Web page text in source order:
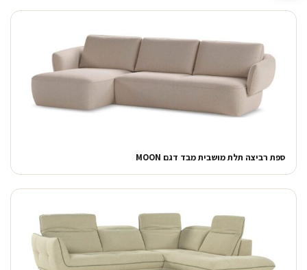
ספת רביצה תלת מושבית מבד דגם MOON